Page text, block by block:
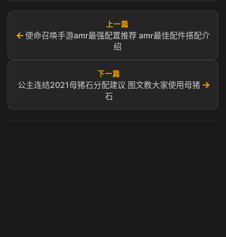
←
上一篇
使命召唤手游amr最强配置推荐 amr最佳配件搭配介
绍
下一篇
公主连结2021母猪石分配建议 图文教大家使用母猪
石
→